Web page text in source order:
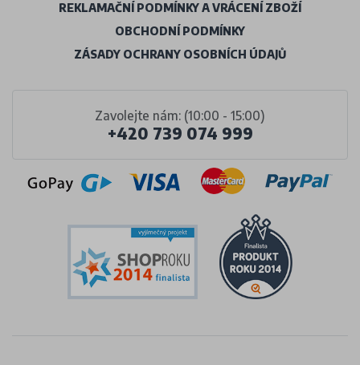
Zavolejte nám: (10:00 - 15:00)
+420 739 074 999
REKLAMAČNÍ PODMÍNKY A VRÁCENÍ ZBOŽÍ
OBCHODNÍ PODMÍNKY
ZÁSADY OCHRANY OSOBNÍCH ÚDAJŮ